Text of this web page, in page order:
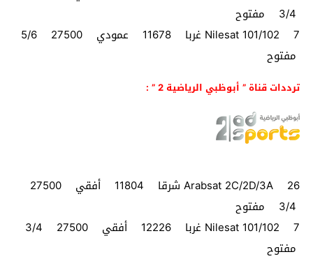
مفتوح
ترددات قناة ” أبوظبي الرياضية 2 ” :
مفتوح